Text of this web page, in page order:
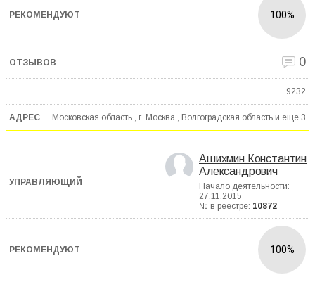
100%
0
9232
Московская область , г. Москва , Волгоградская область и еще 3
Ашихмин Константин
Александрович
Начало деятельности:
27.11.2015
№ в реестре: 10872
100%